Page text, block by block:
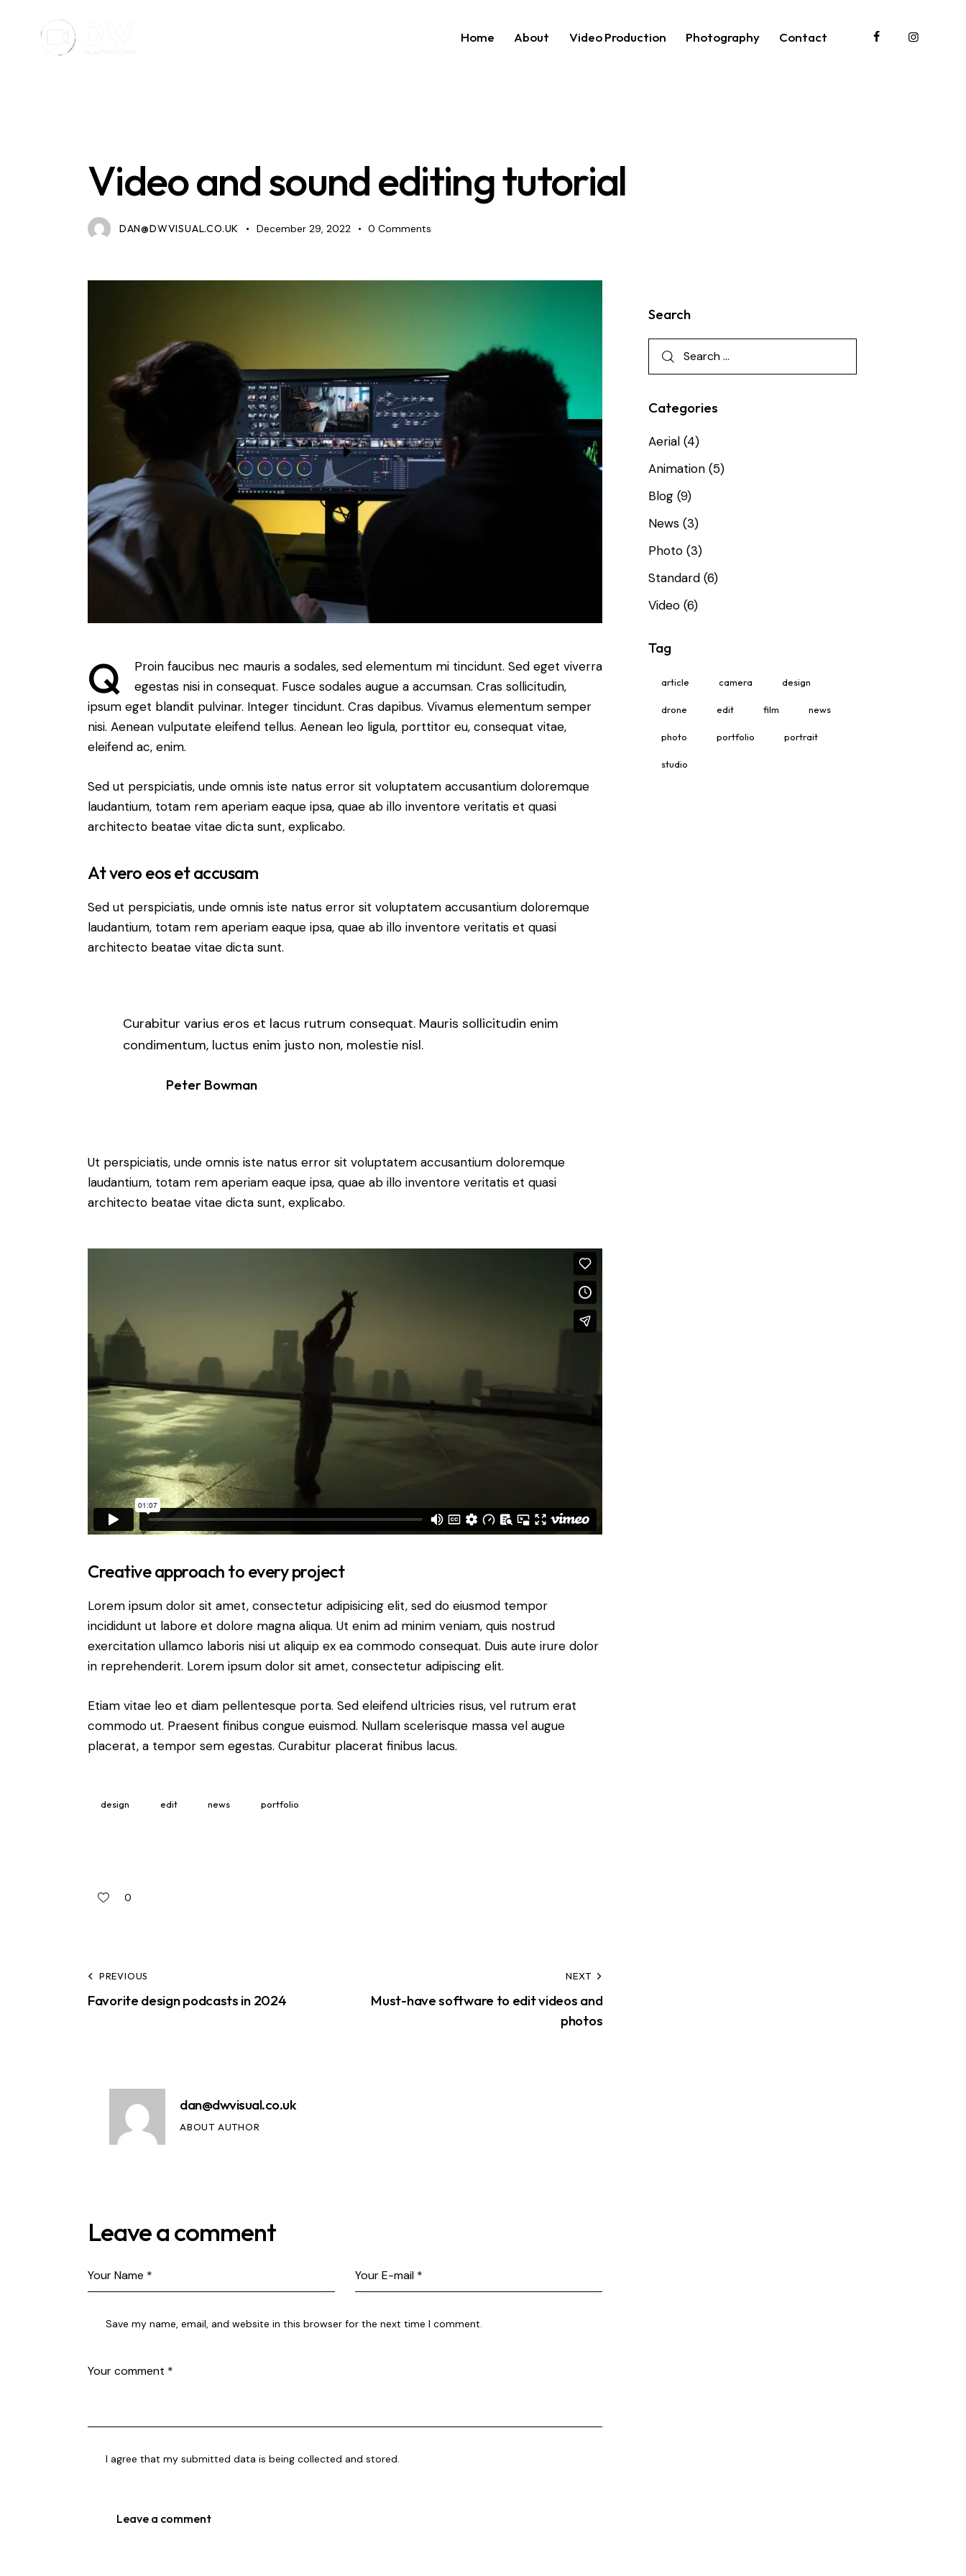
Home About Video Production Photography Contact
Video and sound editing tutorial
DAN@DWVISUAL.CO.UK December 29, 2022 0 Comments
Q
Proin faucibus nec mauris a sodales, sed elementum mi tincidunt. Sed eget viverra
egestas nisi in consequat. Fusce sodales augue a accumsan. Cras sollicitudin,
ipsum eget blandit pulvinar. Integer tincidunt. Cras dapibus. Vivamus elementum semper
nisi. Aenean vulputate eleifend tellus. Aenean leo ligula, porttitor eu, consequat vitae,
eleifend ac, enim.
Sed ut perspiciatis, unde omnis iste natus error sit voluptatem accusantium doloremque
laudantium, totam rem aperiam eaque ipsa, quae ab illo inventore veritatis et quasi
architecto beatae vitae dicta sunt, explicabo.
At vero eos et accusam
Sed ut perspiciatis, unde omnis iste natus error sit voluptatem accusantium doloremque
laudantium, totam rem aperiam eaque ipsa, quae ab illo inventore veritatis et quasi
architecto beatae vitae dicta sunt.
Curabitur varius eros et lacus rutrum consequat. Mauris sollicitudin enim
condimentum, luctus enim justo non, molestie nisl.
Peter Bowman
Ut perspiciatis, unde omnis iste natus error sit voluptatem accusantium doloremque
laudantium, totam rem aperiam eaque ipsa, quae ab illo inventore veritatis et quasi
architecto beatae vitae dicta sunt, explicabo.
Creative approach to every project
Lorem ipsum dolor sit amet, consectetur adipisicing elit, sed do eiusmod tempor
incididunt ut labore et dolore magna aliqua. Ut enim ad minim veniam, quis nostrud
exercitation ullamco laboris nisi ut aliquip ex ea commodo consequat. Duis aute irure dolor
in reprehenderit. Lorem ipsum dolor sit amet, consectetur adipiscing elit.
Etiam vitae leo et diam pellentesque porta. Sed eleifend ultricies risus, vel rutrum erat
commodo ut. Praesent finibus congue euismod. Nullam scelerisque massa vel augue
placerat, a tempor sem egestas. Curabitur placerat finibus lacus.
design edit news portfolio
0
PREVIOUS
Favorite design podcasts in 2024
NEXT
Must-have software to edit videos and
photos
dan@dwvisual.co.uk
ABOUT AUTHOR
Leave a comment
Save my name, email, and website in this browser for the next time I comment.
I agree that my submitted data is beingcollected and stored.
Search
Categories
Aerial (4)
Animation (5)
Blog (9)
News (3)
Photo (3)
Standard (6)
Video (6)
Tag
article camera design
drone edit film news
photo portfolio portrait
studio